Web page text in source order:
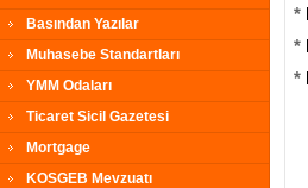
Basından Yazılar
Muhasebe Standartları
YMM Odaları
Ticaret Sicil Gazetesi
Mortgage
KOSGEB Mevzuatı
*
*
*